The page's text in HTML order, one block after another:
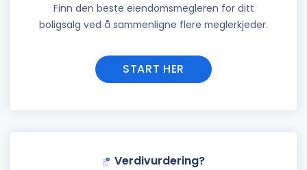
Finn den beste eiendomsmegleren for ditt
boligsalg ved å sammenligne flere meglerkjeder.
START HER
Verdivurdering?